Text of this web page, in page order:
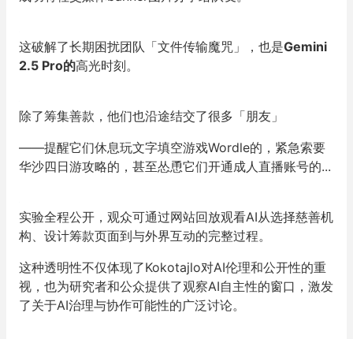
这破解了长期困扰团队「文件传输魔咒」，也是Gemini
2.5 Pro的高光时刻。
除了筹集善款，他们也沿途结交了很多「朋友」
——提醒它们休息玩文字填空游戏Wordle的，紧急索要
华沙四日游攻略的，甚至怂恿它们开通成人直播账号的...
实验全程公开，观众可通过网站回放观看AI从选择慈善机
构、设计筹款页面到与外界互动的完整过程。
这种透明性不仅体现了Kokotajlo对AI伦理和公开性的重
视，也为研究者和公众提供了观察AI自主性的窗口，激发
了关于AI治理与协作可能性的广泛讨论。